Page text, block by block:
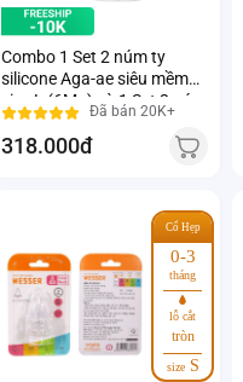
Combo 1 Set 2 núm ty
silicone Aga-ae siêu mềm
size L (6M+) và 1 Set 2 núm
ty silicone Aga-ae siêu mềm
size + (3M-24M)
Đã bán 20K+
318.000đ
Cổ Hẹp
0-3
tháng
lỗ cắt
tròn
sizeS